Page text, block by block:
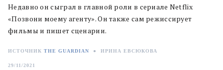
Недавно он сыграл в главной роли в сериале Netflix
«Позвони моему агенту». Он также сам режиссирует
фильмы и пишет сценарии.
ИСТОЧНИК THE GUARDIAN ● ИРИНА ЕВСЮКОВА
29/11/2021